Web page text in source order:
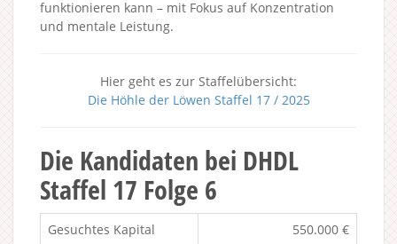
funktionieren kann – mit Fokus auf Konzentration
und mentale Leistung.
Hier geht es zur Staffelübersicht:
Die Höhle der Löwen Staffel 17 / 2025
Die Kandidaten bei DHDL
Staffel 17 Folge 6
Gesuchtes Kapital
550.000 €